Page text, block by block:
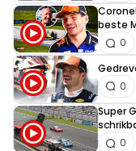
beste
0
0
Super
0